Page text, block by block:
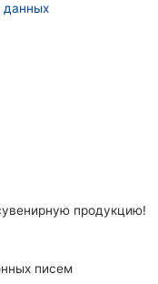
данных
продукцию!
писем